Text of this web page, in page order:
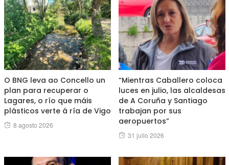
O BNG leva ao Concello un
plan para recuperar o
Lagares, o río que máis
plásticos verte á ría de Vigo
Posted
8 agosto 2026
“Mientras Caballero coloca
luces en julio, las alcaldesas
de A Coruña y Santiago
trabajan por sus
aeropuertos”
Posted
31 julio 2026